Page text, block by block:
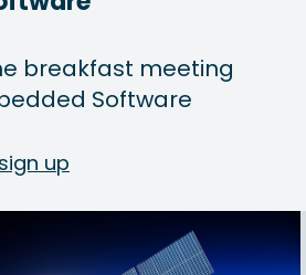
breakfast meeting
Software
up